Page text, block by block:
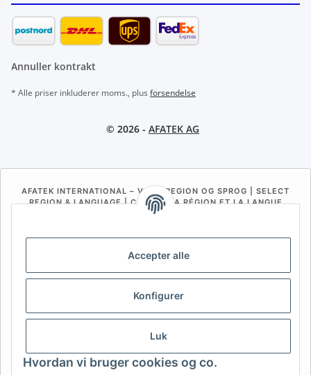
Accepter alle
Konfigurer
Luk
Hvordan vi bruger cookies og co.
Annuller kontrakt
* Alle priser inkluderer moms., plus forsendelse
© 2026 - AFATEK AG
AFATEK INTERNATIONAL – VÆLG REGION OG SPROG | SELECT
REGION & LANGUAGE | CHOISIR LA RÉGION ET LA LANGUE
BE (NL) BE (FR)
FR IT ES DK PL
USA
RO HR